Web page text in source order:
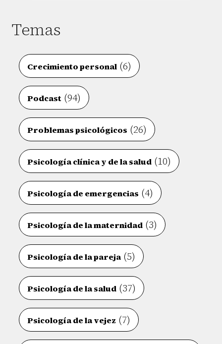
Temas
Crecimiento personal (6)
Podcast (94)
Problemas psicológicos (26)
Psicología clínica y de la salud (10)
Psicología de emergencias (4)
Psicología de la maternidad (3)
Psicología de la pareja(5)
Psicología de la salud (37)
Psicología de la vejez (7)